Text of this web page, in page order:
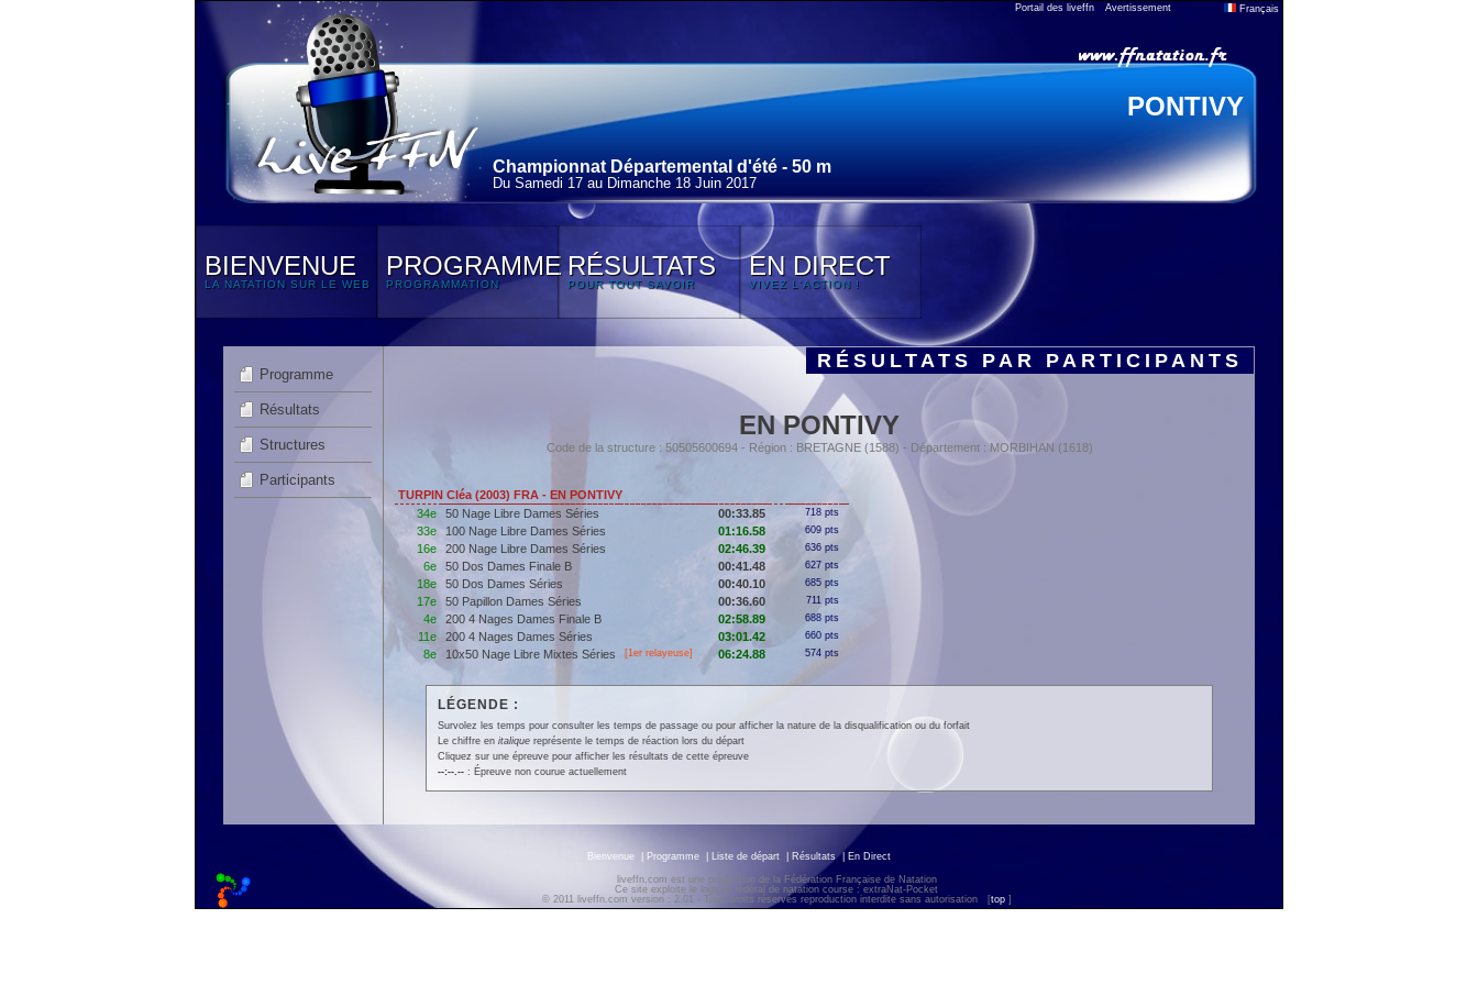
Portail des liveffn Avertissement Français
PONTIVY
Championnat Départemental d'été - 50 m
Du Samedi 17 au Dimanche 18 Juin 2017
BIENVENUE
LA NATATION SUR LE WEB
PROGRAMME
PROGRAMMATION
RÉSULTATS
POUR TOUT SAVOIR
EN DIRECT
VIVEZ L'ACTION !
Programme
Résultats
Structures
Participants
RÉSULTATS PAR PARTICIPANTS
EN PONTIVY
Code de la structure : 50505600694 - Région : BRETAGNE (1588) - Département : MORBIHAN (1618)
TURPIN Cléa (2003) FRA - EN PONTIVY
34e
50 Nage Libre Dames Séries 00:33.85 718 pts
33e 100 Nage Libre Dames Séries 01:16.58 609 pts
16e 200 Nage Libre Dames Séries 02:46.39 636 pts
6e 50 Dos Dames Finale B 00:41.48 627 pts
18e 50 Dos Dames Séries 00:40.10 685 pts
17e 50 Papillon Dames Séries 00:36.60 711 pts
4e 200 4 Nages Dames Finale B 02:58.89 688 pts
11e 200 4 Nages Dames Séries 03:01.42 660 pts
8e 10x50 Nage Libre Mixtes Séries [1er relayeuse] 06:24.88 574 pts
LÉGENDE :
Survolez les temps pour consulter les temps de passage ou pour afficher la nature de la disqualification ou du forfait
Le chiffre en italiquereprésente le temps de réaction lors du départ
Cliquez sur une épreuve pour afficher les résultats de cette épreuve
--:--.--: Épreuve non courue actuellement
Bienvenue Programme Liste de départ Résultats | En Direct
liveffn.com est une production de la Fédération Française de Natation
Ce site exploite le logiciel fédéral de natation course : extraNat-Pocket
© 2011 liveffn.com version : 2.01 - Tous droits réservés reproduction interdite sans autorisation
[top ]